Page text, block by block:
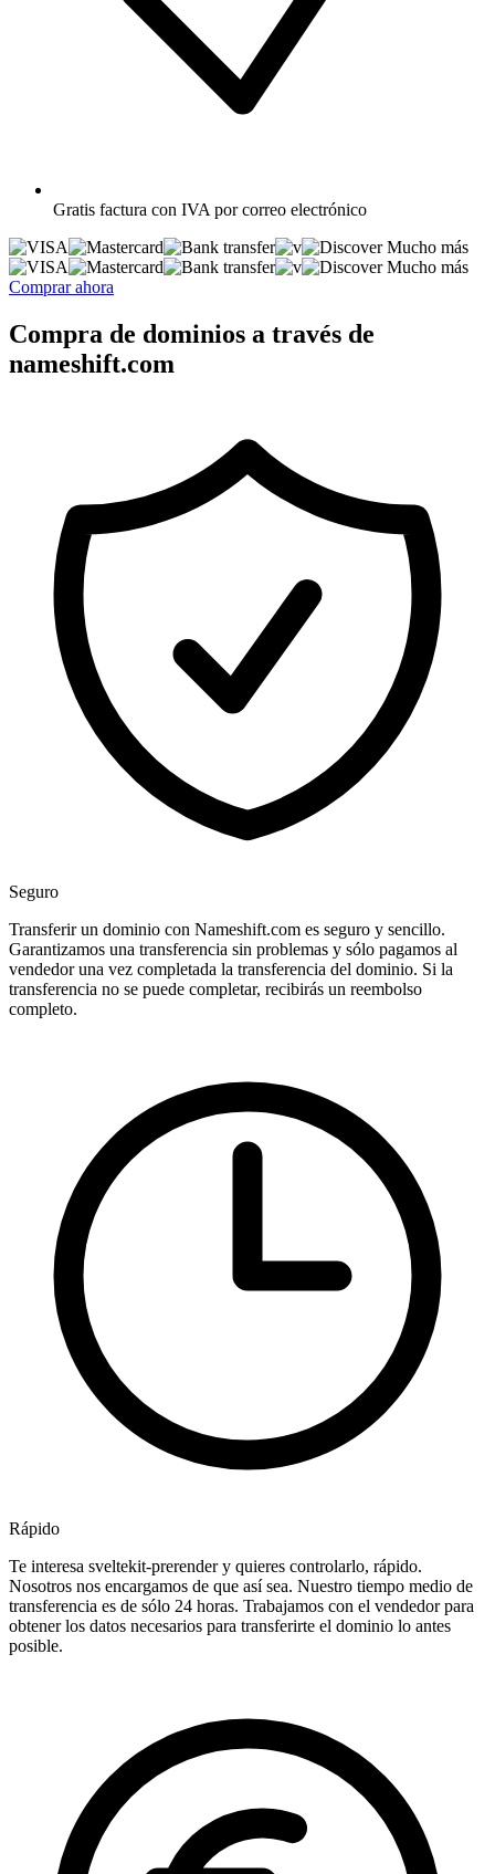
Gratis factura con IVA por correo electrónico
Mucho más
Mucho más
Comprar ahora
Compra de dominios a través de
nameshift.com
Seguro
Transferir un dominio con Nameshift.com es seguro y sencillo.
Garantizamos una transferencia sin problemas y sólo pagamos al
vendedor una vez completada la transferencia del dominio. Si la
transferencia no se puede completar, recibirás un reembolso
completo.
Rápido
Te interesa sveltekit-prerender y quieres controlarlo, rápido.
Nosotros nos encargamos de que así sea. Nuestro tiempo medio de
transferencia es de sólo 24 horas. Trabajamos con el vendedor para
obtener los datos necesarios para transferirte el dominio lo antes
posible.